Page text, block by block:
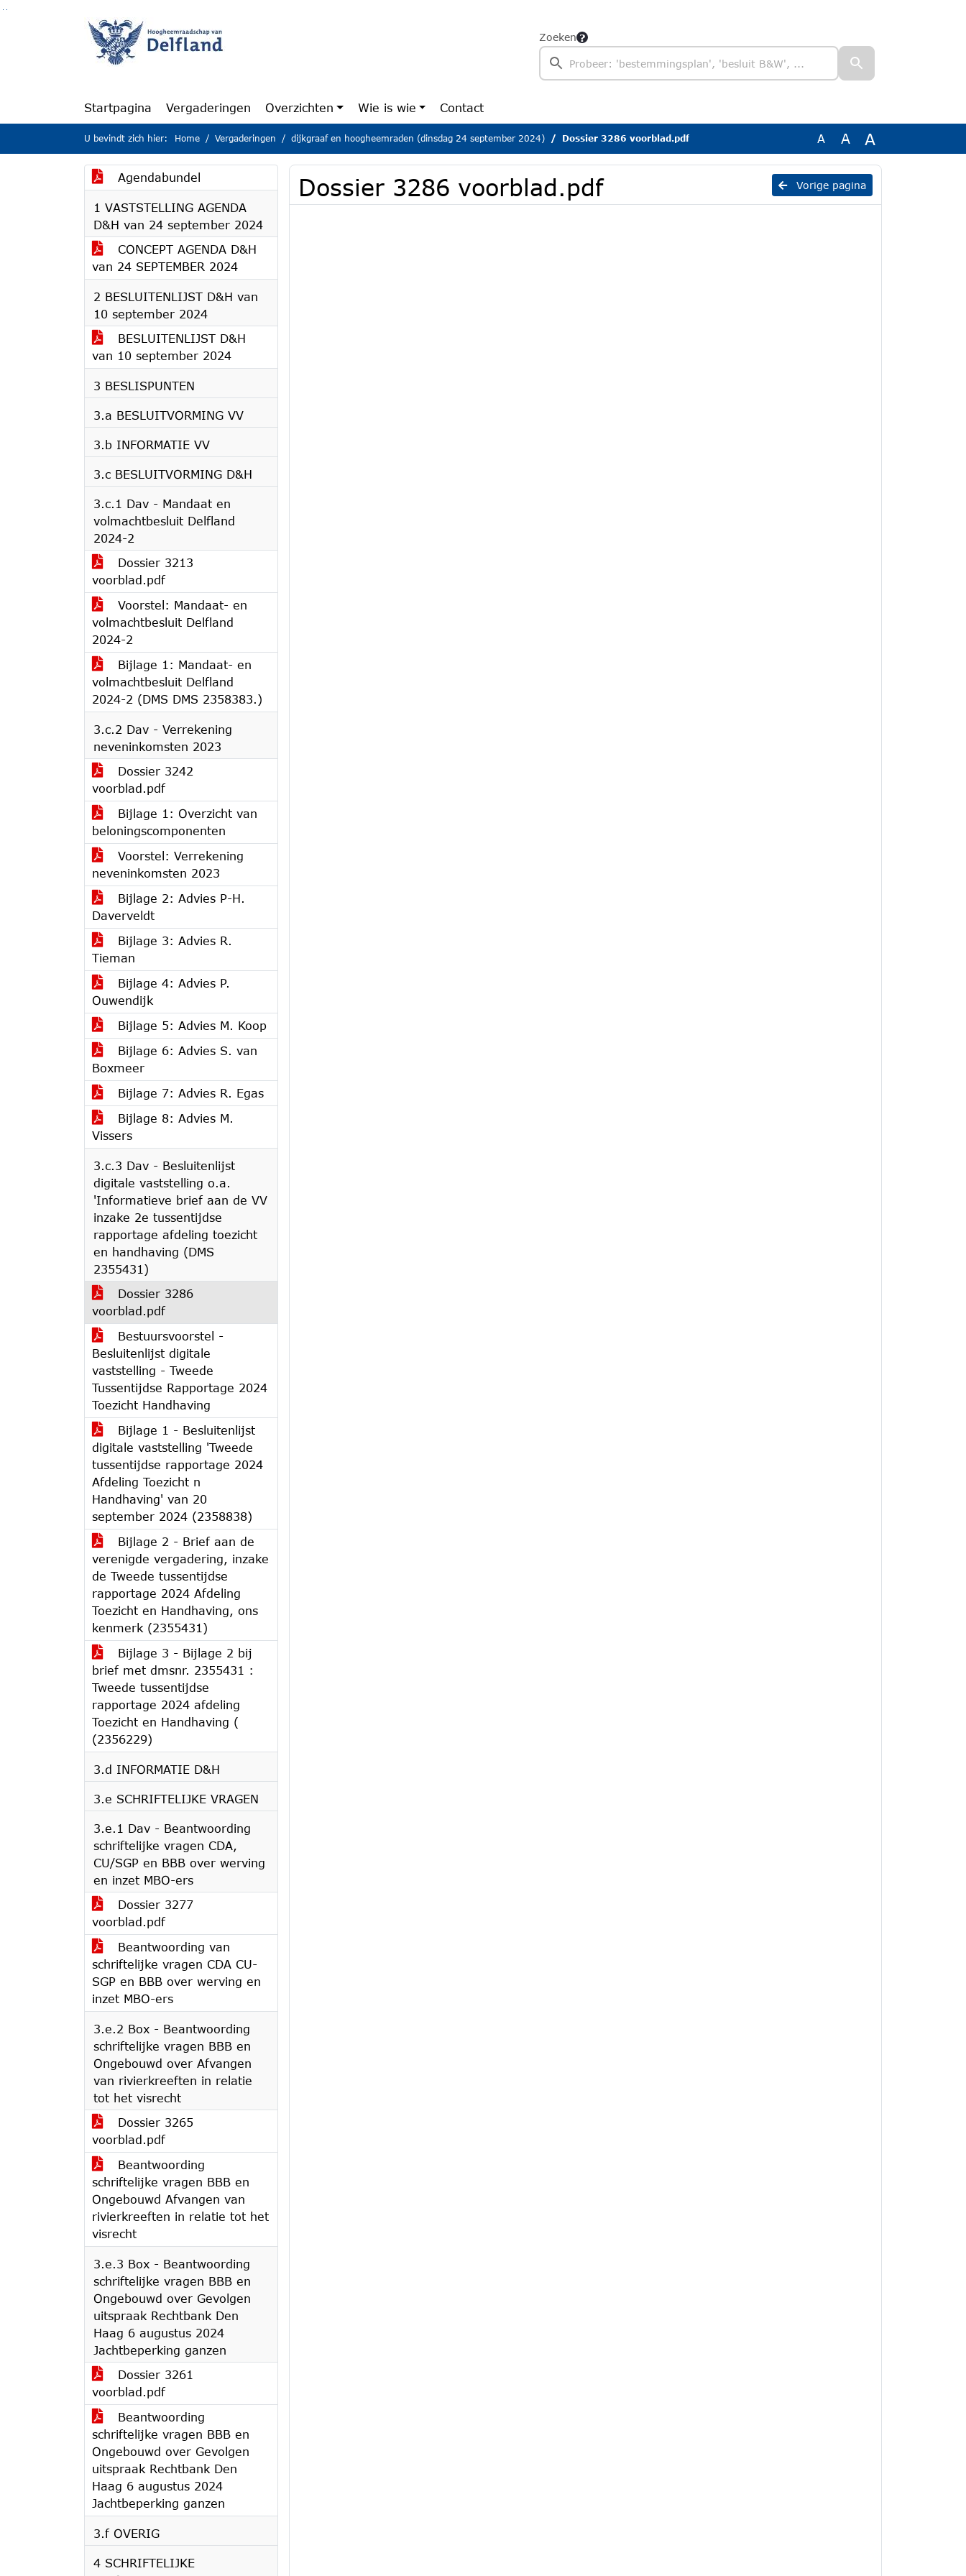
Ga naar de inhoud van deze pagina
Ga naar het zoeken
Ga naar het menu
Zoeken
Startpagina Vergaderingen Overzichten Wie is wie Contact
U bevindt zich hier: Home Vergaderingen dijkgraaf en hoogheemraden (dinsdag 24 september 2024) Dossier 3286 voorblad.pdf A A A
Agendabundel
1 VASTSTELLING AGENDA
D&H van 24 september 2024
CONCEPT AGENDA D&H
van 24 SEPTEMBER 2024
2 BESLUITENLIJST D&H van
10 september 2024
BESLUITENLIJST D&H
van 10 september 2024
3 BESLISPUNTEN
3.a BESLUITVORMING VV
3.b INFORMATIE VV
3.c BESLUITVORMING D&H
3.c.1 Dav - Mandaat en
volmachtbesluit Delfland
2024-2
Dossier 3213
voorblad.pdf
Voorstel: Mandaat- en
volmachtbesluit Delfland
2024-2
Bijlage 1: Mandaat- en
volmachtbesluit Delfland
2024-2 (DMS DMS 2358383.)
3.c.2 Dav - Verrekening
neveninkomsten 2023
Dossier 3242
voorblad.pdf
Bijlage 1: Overzicht van
beloningscomponenten
Voorstel: Verrekening
neveninkomsten 2023
Bijlage 2: Advies P-H.
Daverveldt
Bijlage 3: Advies R.
Tieman
Bijlage 4: Advies P.
Ouwendijk
Bijlage 5: Advies M. Koop
Bijlage 6: Advies S. van
Boxmeer
Bijlage 7: Advies R. Egas
Bijlage 8: Advies M.
Vissers
3.c.3 Dav - Besluitenlijst
digitale vaststelling o.a.
'Informatieve brief aan de VV
inzake 2e tussentijdse
rapportage afdeling toezicht
en handhaving (DMS
2355431)
Dossier 3286
voorblad.pdf
Bestuursvoorstel -
Besluitenlijst digitale
vaststelling - Tweede
Tussentijdse Rapportage 2024
Toezicht Handhaving
Bijlage 1 - Besluitenlijst
digitale vaststelling 'Tweede
tussentijdse rapportage 2024
Afdeling Toezicht n
Handhaving' van 20
september 2024 (2358838)
Bijlage 2 - Brief aan de
verenigde vergadering, inzake
de Tweede tussentijdse
rapportage 2024 Afdeling
Toezicht en Handhaving, ons
kenmerk (2355431)
Bijlage 3 - Bijlage 2 bij
brief met dmsnr. 2355431 :
Tweede tussentijdse
rapportage 2024 afdeling
Toezicht en Handhaving (
(2356229)
3.d INFORMATIE D&H
3.e SCHRIFTELIJKE VRAGEN
3.e.1 Dav - Beantwoording
schriftelijke vragen CDA,
CU/SGP en BBB over werving
en inzet MBO-ers
Dossier 3277
voorblad.pdf
Beantwoording van
schriftelijke vragen CDA CU-
SGP en BBB over werving en
inzet MBO-ers
3.e.2 Box - Beantwoording
schriftelijke vragen BBB en
Ongebouwd over Afvangen
van rivierkreeften in relatie
tot het visrecht
Dossier 3265
voorblad.pdf
Beantwoording
schriftelijke vragen BBB en
Ongebouwd Afvangen van
rivierkreeften in relatie tot het
visrecht
3.e.3 Box - Beantwoording
schriftelijke vragen BBB en
Ongebouwd over Gevolgen
uitspraak Rechtbank Den
Haag 6 augustus 2024
Jachtbeperking ganzen
Dossier 3261
voorblad.pdf
Beantwoording
schriftelijke vragen BBB en
Ongebouwd over Gevolgen
uitspraak Rechtbank Den
Haag 6 augustus 2024
Jachtbeperking ganzen
3.f OVERIG
4 SCHRIFTELIJKE
Vorige pagina
Dossier 3286 voorblad.pdf